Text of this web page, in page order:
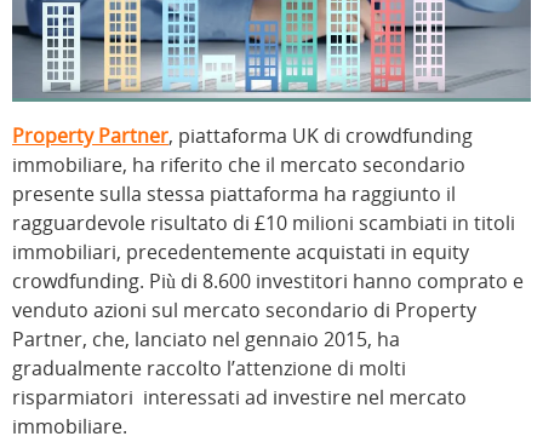
Property Partner, piattaforma UK di crowdfunding
immobiliare, ha riferito che il mercato secondario
presente sulla stessa piattaforma ha raggiunto il
ragguardevole risultato di £10 milioni scambiati in titoli
immobiliari, precedentemente acquistati in equity
crowdfunding. Più di 8.600 investitori hanno comprato e
venduto azioni sul mercato secondario di Property
Partner, che, lanciato nel gennaio 2015, ha
gradualmente raccolto l’attenzione di molti
risparmiatori interessati ad investire nel mercato
immobiliare.